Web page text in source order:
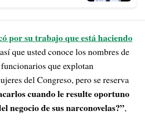
por su trabajo que está haciendo
que usted conoce los nombres de
que explotan
del Congreso, pero se reserva
cuando le resulte oportuno
negocio de sus narconovelas?”,